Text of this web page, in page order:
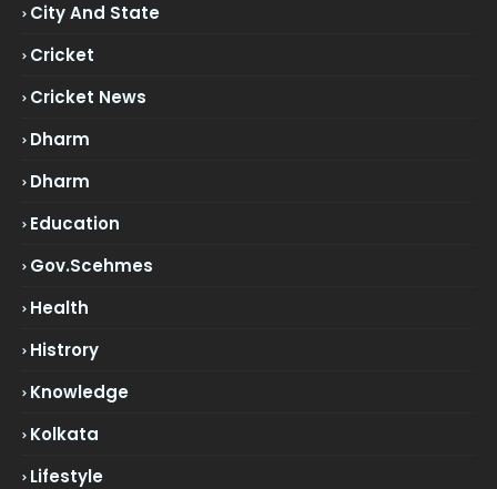
City And State
Cricket
Cricket News
Dharm
Dharm
Education
Gov.scehmes
Health
Histrory
Knowledge
Kolkata
Lifestyle